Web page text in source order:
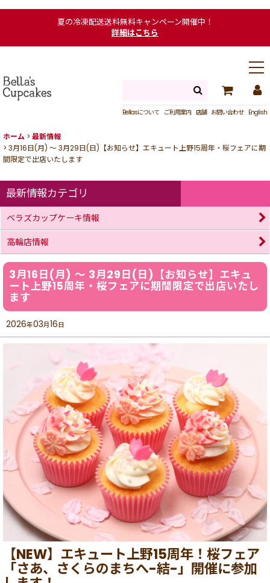
夏の冷凍配送送料無料キャンペーン開催中！
詳細はこちら
Bellasについて ご利用案内 店舗 お問い合わせ English
ホーム > 最新情報
> 3月16日(月) ～ 3月29日(日)【お知らせ】エキュート上野15周年・桜フェアに期
間限定で出店いたします
3月16日(月) ～ 3月29日(日)【お知らせ】エキュ
ート上野15周年・桜フェアに期間限定で出店いたし
ます
2026年03月16日
【NEW】エキュート上野15周年！桜フェア
「さあ、さくらのまちへ-結-」開催に参加
最新情報カテゴリ
ベラズカップケーキ情報
高輪店情報